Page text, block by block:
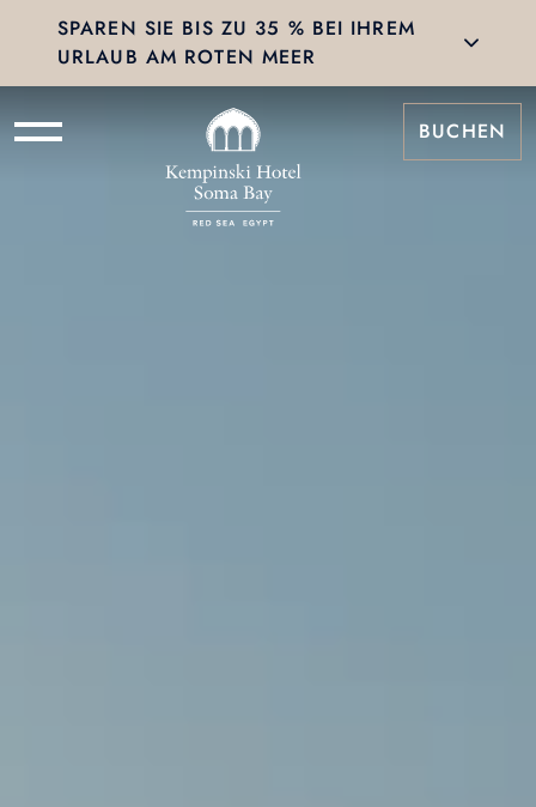
SPAREN SIE BIS ZU 35 % BEI IHREM
URLAUB AM ROTEN MEER
BUCHEN